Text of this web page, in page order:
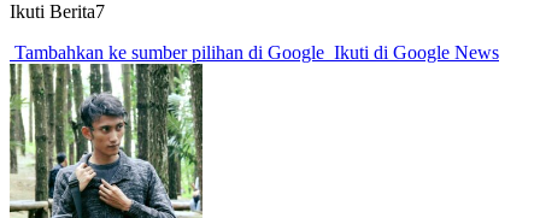
Ikuti Berita7
Tambahkan ke sumber pilihan di Google Ikuti di Google News